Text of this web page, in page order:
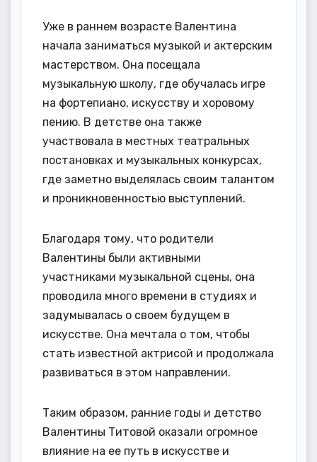
Уже в раннем возрасте Валентина
начала заниматься музыкой и актерским
мастерством. Она посещала
музыкальную школу, где обучалась игре
на фортепиано, искусству и хоровому
пению. В детстве она также
участвовала в местных театральных
постановках и музыкальных конкурсах,
где заметно выделялась своим талантом
и проникновенностью выступлений.
Благодаря тому, что родители
Валентины были активными
участниками музыкальной сцены, она
проводила много времени в студиях и
задумывалась о своем будущем в
искусстве. Она мечтала о том, чтобы
стать известной актрисой и продолжала
развиваться в этом направлении.
Таким образом, ранние годы и детство
Валентины Титовой оказали огромное
влияние на ее путь в искусстве и